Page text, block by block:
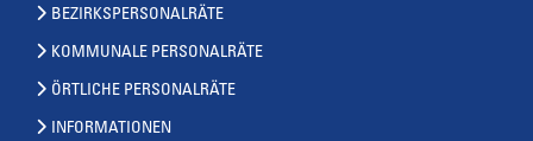
BEZIRKSPERSONALRÄTE
KOMMUNALE PERSONALRÄTE
ÖRTLICHE PERSONALRÄTE
INFORMATIONEN